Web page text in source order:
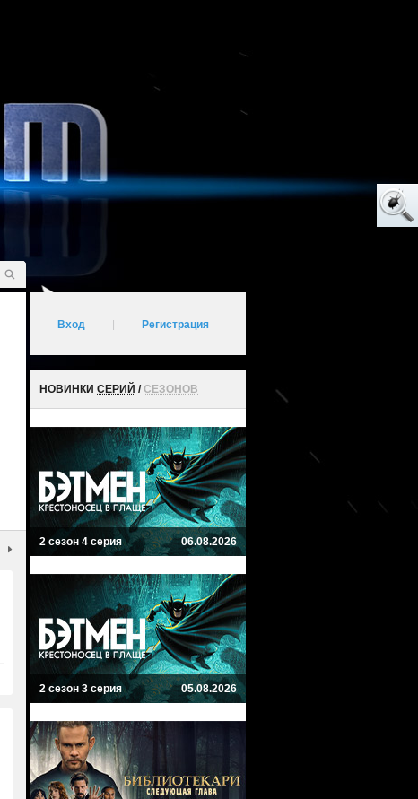
Вход Регистрация
НОВИНКИ СЕРИЙ /СЕЗОНОВ
2 сезон 4 серия 06.08.2026
2 сезон 3 серия 05.08.2026